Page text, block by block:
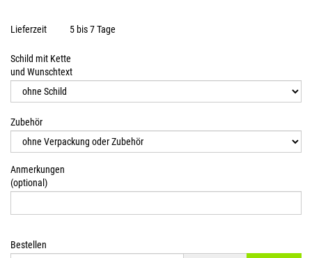
Lieferzeit 5 bis 7 Tage
Schild mit Kette
und Wunschtext
Zubehör
Anmerkungen
(optional)
Bestellen